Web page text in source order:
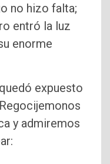
no hizo falta;
entró la luz
enorme
expuesto
y admiremos